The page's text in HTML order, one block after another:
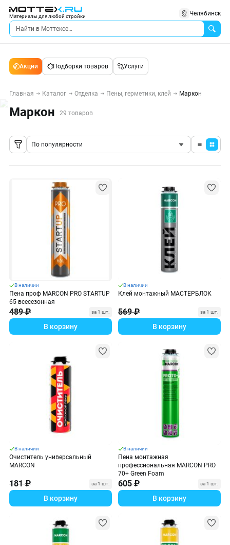
Материалы для любой стройки Челябинск
Акции Подборки товаров Услуги
Главная Каталог Отделка Пены, герметики, клей Маркон
Маркон 29 товаров
По популярности
В наличии
Пена проф MARCON PRO STARTUP
65 всесезонная
489 ₽ за 1 шт.
В корзину
В наличии
Клей монтажный МАСТЕРБЛОК
569 ₽ за 1 шт.
В корзину
В наличии
Очиститель универсальный
MARCON
181 ₽ за 1 шт.
В корзину
В наличии
Пена монтажная
профессиональная MARCON PRO
70+ Green Foam
605 ₽ за 1 шт.
В корзину